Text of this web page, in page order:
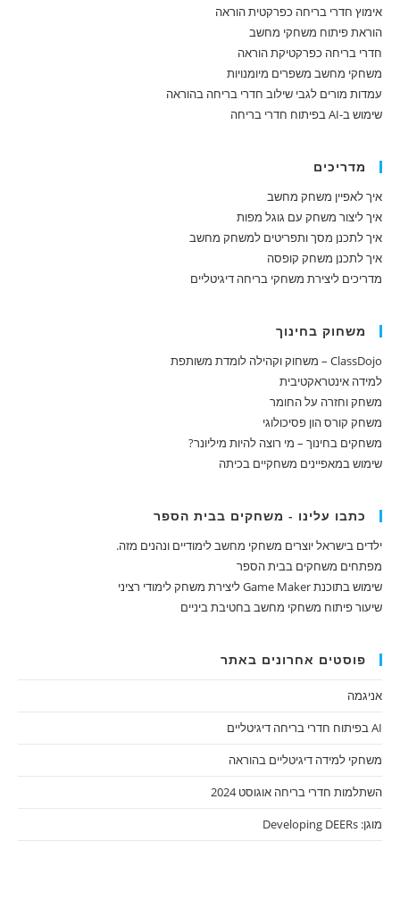
אימוץ חדרי בריחה כפרקטית הוראה
הוראת פיתוח משחקי מחשב
חדרי בריחה כפרקטיקת הוראה
משחקי מחשב משפרים מיומנויות
עמדות מורים לגבי שילוב חדרי בריחה בהוראה
שימוש ב-AI בפיתוח חדרי בריחה
מדריכים
איך לאפיין משחק מחשב
איך ליצור משחק עם גוגל מפות
איך לתכנן מסך ותפריטים למשחק מחשב
איך לתכנן משחק קופסה
מדריכים ליצירת משחקי בריחה דיגיטליים
משחוק בחינוך
ClassDojo – משחוק וקהילה לומדת משותפת
למידה אינטראקטיבית
משחק וחזרה על החומר
משחק קורס הון פסיכולוגי
משחקים בחינוך – מי רוצה להיות מיליונר?
שימוש במאפיינים משחקיים בכיתה
כתבו עלינו - משחקים בבית הספר
ילדים בישראל יוצרים משחקי מחשב לימודיים ונהנים מזה.
מפתחים משחקים בבית הספר
שימוש בתוכנת Game Maker ליצירת משחק לימודי רציני
שיעור פיתוח משחקי מחשב בחטיבת ביניים
פוסטים אחרונים באתר
אניגמה
AI בפיתוח חדרי בריחה דיגיטליים
משחקי למידה דיגיטליים בהוראה
השתלמות חדרי בריחה אוגוסט 2024
מוגן: Developing DEERs